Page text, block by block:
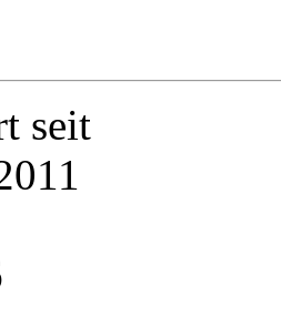
seit